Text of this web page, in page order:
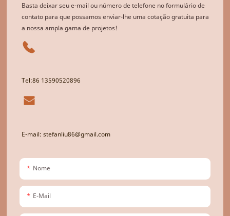
Basta deixar seu e-mail ou número de telefone no formulário de
contato para que possamos enviar-lhe uma cotação gratuita para
a nossa ampla gama de projetos!
Tel:86 13590520896
E-mail: stefanliu86@gmail.com
Nome
E-Mail